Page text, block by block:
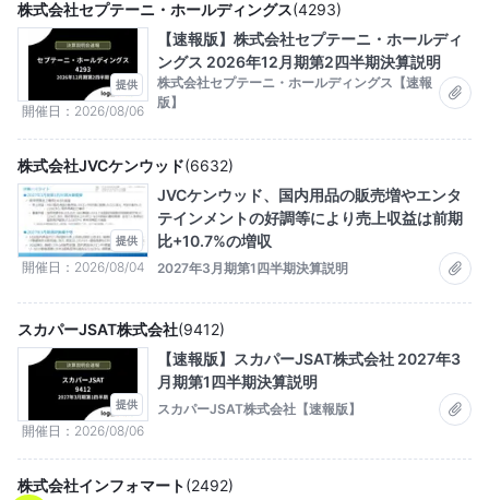
提供
開催日 2026/08/06
株式会社セプテーニ・ホールディングス(4293)
【速報版】株式会社セプテーニ・ホールディ
ングス 2026年12月期第2四半期決算説明
株式会社セプテーニ・ホールディングス【速報
版】
提供
開催日 2026/08/04
株式会社JVCケンウッド(6632)
JVCケンウッド、国内用品の販売増やエンタ
テインメントの好調等により売上収益は前期
比+10.7%の増収
2027年3月期第1四半期決算説明
提供
開催日 2026/08/06
スカパーJSAT株式会社(9412)
【速報版】スカパーJSAT株式会社 2027年3
月期第1四半期決算説明
スカパーJSAT株式会社【速報版】
株式会社インフォマート(2492)